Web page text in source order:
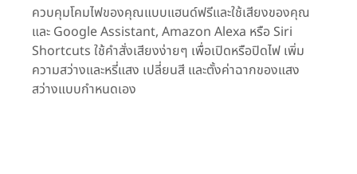
ควบคุมโคมไฟของคุณแบบแฮนด์ฟรีและใช้เสียงของคุณ
และ Google Assistant, Amazon Alexa หรือ Siri
Shortcuts ใช้คำสั่งเสียงง่ายๆ เพื่อเปิดหรือปิดไฟ เพิ่ม
ความสว่างและหรี่แสง เปลี่ยนสี และตั้งค่าฉากของแสง
สว่างแบบกำหนดเอง